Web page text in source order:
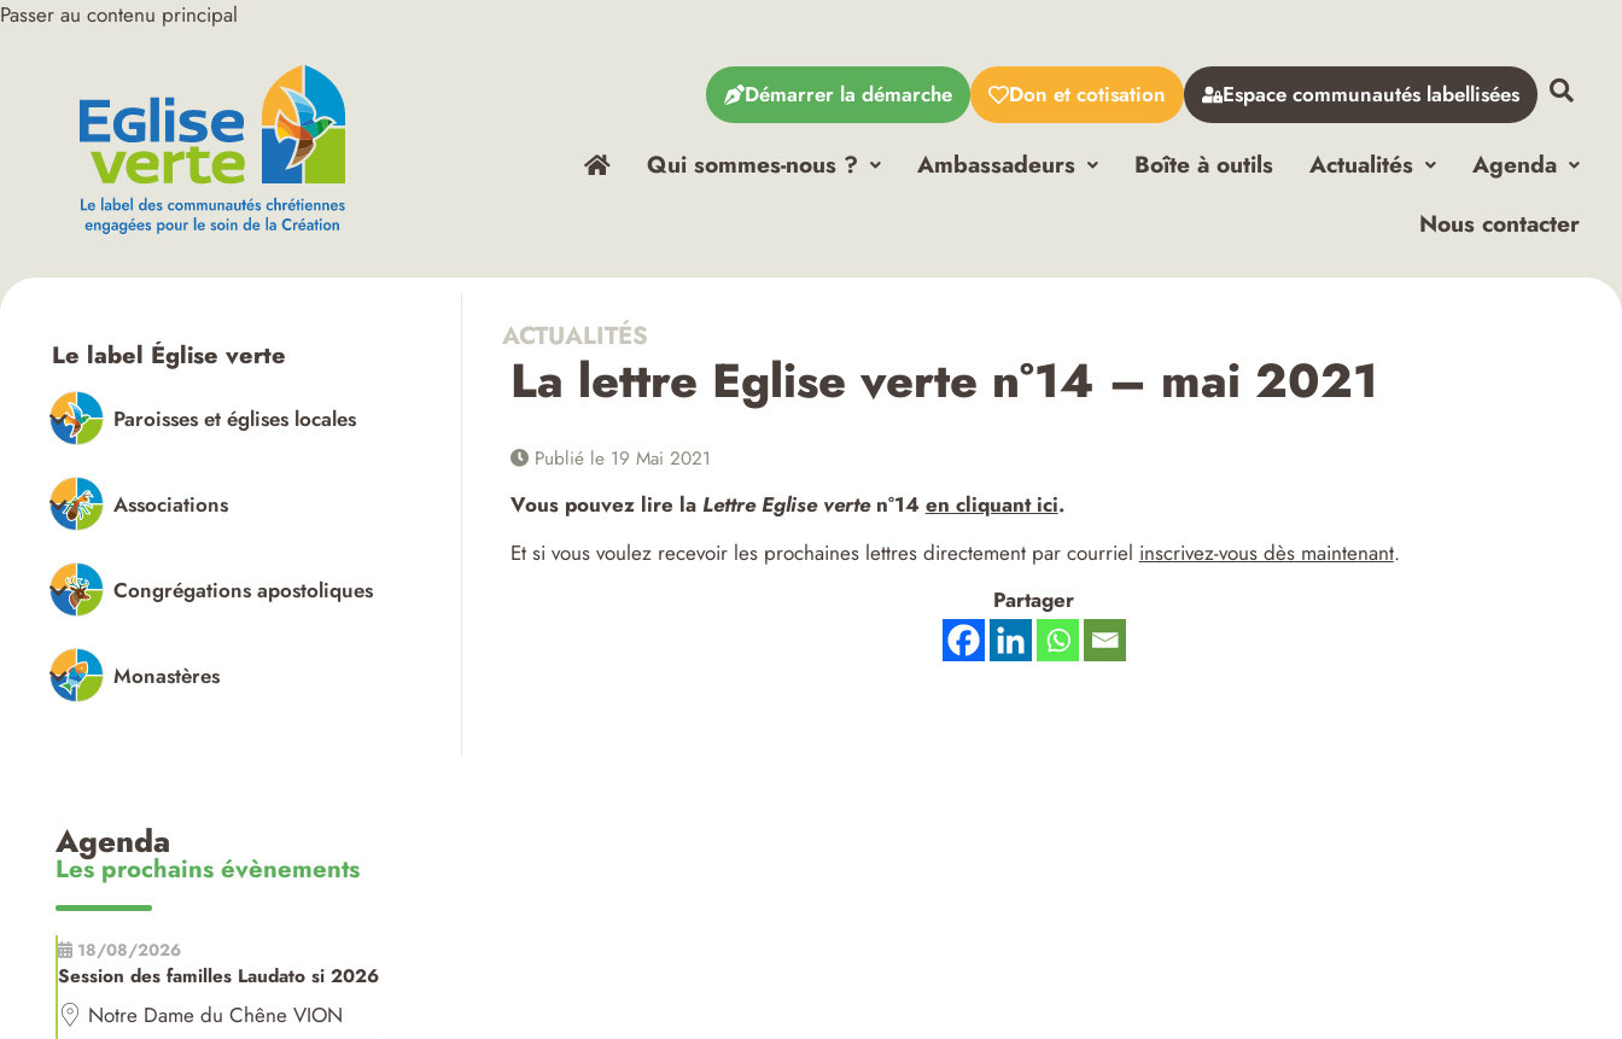
Passer au contenu principal
Démarrer la démarche Don et cotisation Espace communautés labellisées
Qui sommes-nous ? Ambassadeurs Boîte à outils Actualités
Agenda
Nous contacter
Le label Église verte
Paroisses et églises locales
Associations
Congrégations apostoliques
Monastères
Agenda
Les prochains évènements
18/08/2026
Session des familles Laudato si 2026
Notre Dame du Chêne VION
ACTUALITÉS
La lettre Eglise verte n°14 – mai 2021
Publié le 19 Mai 2021
Vous pouvez lire la Lettre Eglise verten°14 en cliquant ici.
Et si vous voulez recevoir les prochaines lettres directement par courriel inscrivez-vous dès maintenant.
Partager